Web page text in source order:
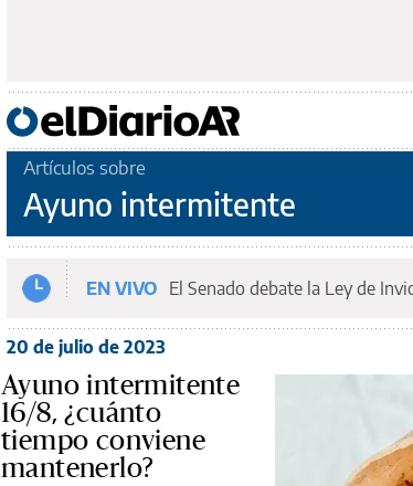
Artículos sobre
Ayuno intermitente
EN VIVO El Senado debate la Ley de
20 de julio de 2023
Ayuno intermitente
16/8, ¿cuánto
tiempo conviene
mantenerlo?